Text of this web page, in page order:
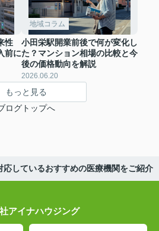
性
前に
地域コラム
小田栄駅開業前後で何が変化し
た？マンション相場の比較と今
後の価格動向を解説
2026.06.20
もっと見る
ログトップへ
応しているおすすめの医療機関をご紹介
アイナハウジング